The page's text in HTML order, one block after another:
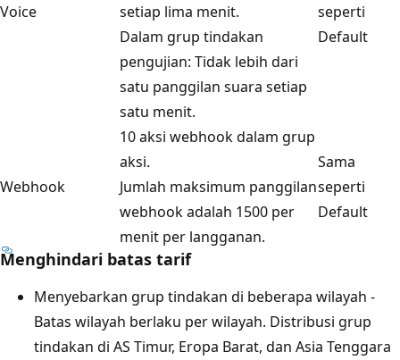
Voice
setiap lima menit.
Dalam grup tindakan
pengujian: Tidak lebih dari
satu panggilan suara setiap
satu menit.
seperti
Default
Webhook
10 aksi webhook dalam grup
aksi.
Jumlah maksimum panggilan
webhook adalah 1500 per
menit per langganan.
Sama
seperti
Default
Menghindari batas tarif
Menyebarkan grup tindakan di beberapa wilayah -
Batas wilayah berlaku per wilayah. Distribusi grup
tindakan di AS Timur, Eropa Barat, dan Asia Tenggara